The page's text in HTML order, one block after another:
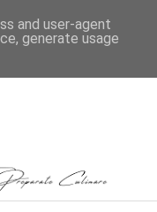
and user-agent
generate usage